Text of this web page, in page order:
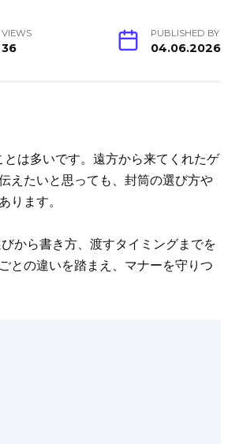
VIEWS
36
PUBLISHED BY
04.06.2026
は多いです。遠方から来てくれたゲ
えたいと思っても、封筒の選び方や
ります。
から書き方、渡すタイミングまでを
との違いを踏まえ、マナーを守りつ